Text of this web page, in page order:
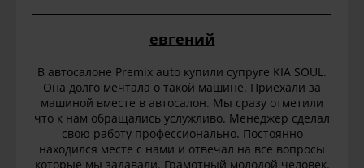
евгений
В автосалоне Premix auto купили супруге KIA SOUL.
Она долго мечтала о такой машине. Приехали за
машиной вместе в автосалон. Мы сразу отметили
что к нам обращались услужливо. Менеджер сделал
свою работу профессионально. Постоянно
находился месте с нами и отвечал на все вопросы
которые мы задавали. Грамотный молодой человек.